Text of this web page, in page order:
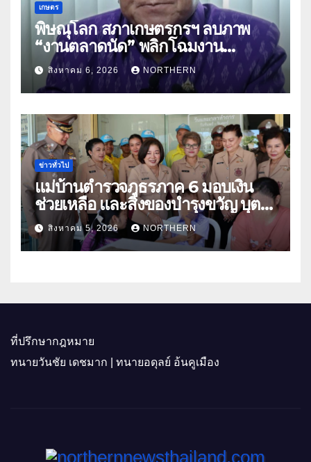
เกษตร
พิษณุโลก สภาเกษตรกรฯ ลบภาพ
“งานตลาดนัด” พลิกโฉมงาน
“เกษตรรุ่งเรืองเมืองสองแคว 69” มุ่ง
ประโยชน์เกษตรกร ดึงนวัตกรรม-จับ
คู่ธุรกิจดันสินค้าเกษตรสู่สากล (คลิป)
สิงหาคม 6, 2026 NORTHERN
ข่าวทั่วไป
แม่บ้านตำรวจภูธรภาค 6 มอบเงิน
ช่วยเหลือ และสิ่งของบำรุงขวัญ บุตร-
ธิดา ข้าราชการตำรวจจังหวัด
อุทัยธานี
สิงหาคม 5, 2026 NORTHERN
ที่ปรึกษากฎหมาย
ทนายวันชัย เดชมาก | ทนายอดุลย์ อ้นคูเมือง